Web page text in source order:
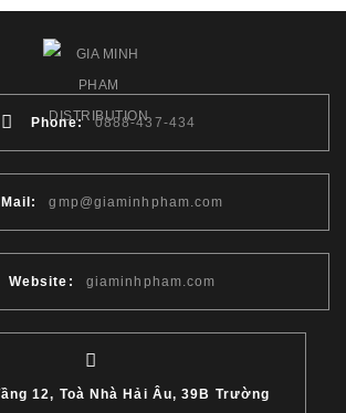
Phone: 0888-437-434
Mail: gmp@giaminhpham.com
Website: giaminhpham.com
12, Toà Nhà Hải Âu, 39B Trường